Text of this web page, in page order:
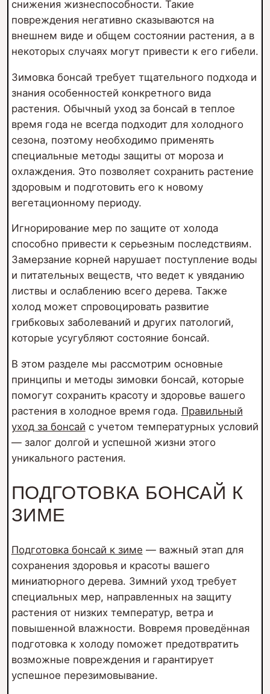
снижения жизнеспособности. Такие
повреждения негативно сказываются на
внешнем виде и общем состоянии растения, а в
некоторых случаях могут привести к его гибели.
Зимовка бонсай требует тщательного подхода и
знания особенностей конкретного вида
растения. Обычный уход за бонсай в теплое
время года не всегда подходит для холодного
сезона, поэтому необходимо применять
специальные методы защиты от мороза и
охлаждения. Это позволяет сохранить растение
здоровым и подготовить его к новому
вегетационному периоду.
Игнорирование мер по защите от холода
способно привести к серьезным последствиям.
Замерзание корней нарушает поступление воды
и питательных веществ, что ведет к увяданию
листвы и ослаблению всего дерева. Также
холод может спровоцировать развитие
грибковых заболеваний и других патологий,
которые усугубляют состояние бонсай.
В этом разделе мы рассмотрим основные
принципы и методы зимовки бонсай, которые
помогут сохранить красоту и здоровье вашего
растения в холодное время года. Правильный
уход за бонсай с учетом температурных условий
— залог долгой и успешной жизни этого
уникального растения.
ПОДГОТОВКА БОНСАЙ К
ЗИМЕ
Подготовка бонсай к зиме — важный этап для
сохранения здоровья и красоты вашего
миниатюрного дерева. Зимний уход требует
специальных мер, направленных на защиту
растения от низких температур, ветра и
повышенной влажности. Вовремя проведённая
подготовка к холоду поможет предотвратить
возможные повреждения и гарантирует
успешное перезимовывание.